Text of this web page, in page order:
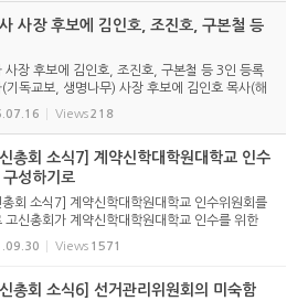
사장 후보에 김인호, 조진호, 구본철 등
사장 후보에 김인호, 조진호, 구본철 등 3인 등록
기독교보, 생명나무) 사장 후보에 김인호 목사(해
조진호 장로(소망교회), 구본철 장로(남서울교회)
. 당초 김희종 목사(유호교회)도 거론되었으나 최
Views218
총회 소식7] 계약신학대학원대학교 인수
성하기로
총회 소식7] 계약신학대학원대학교 인수위원회를
고신총회가 계약신학대학원대학교 인수를 위한
성하기로 결의했다. 이 안건은 보고서가 제작된 이
긴급안건으로, 30일(목) 오후 4시 30분에 본회에
Views 1571
총회 소식6] 선거관리위원회의 미숙함